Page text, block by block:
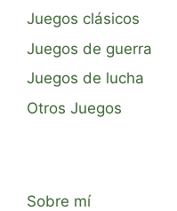
Juegos clásicos
Juegos de guerra
Juegos de lucha
Otros Juegos
Sobre mí